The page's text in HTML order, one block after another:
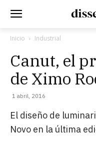
Inicio Industrial
Canut, el
de Ximo
1 abril, 2016
El diseño de
Novo en la última